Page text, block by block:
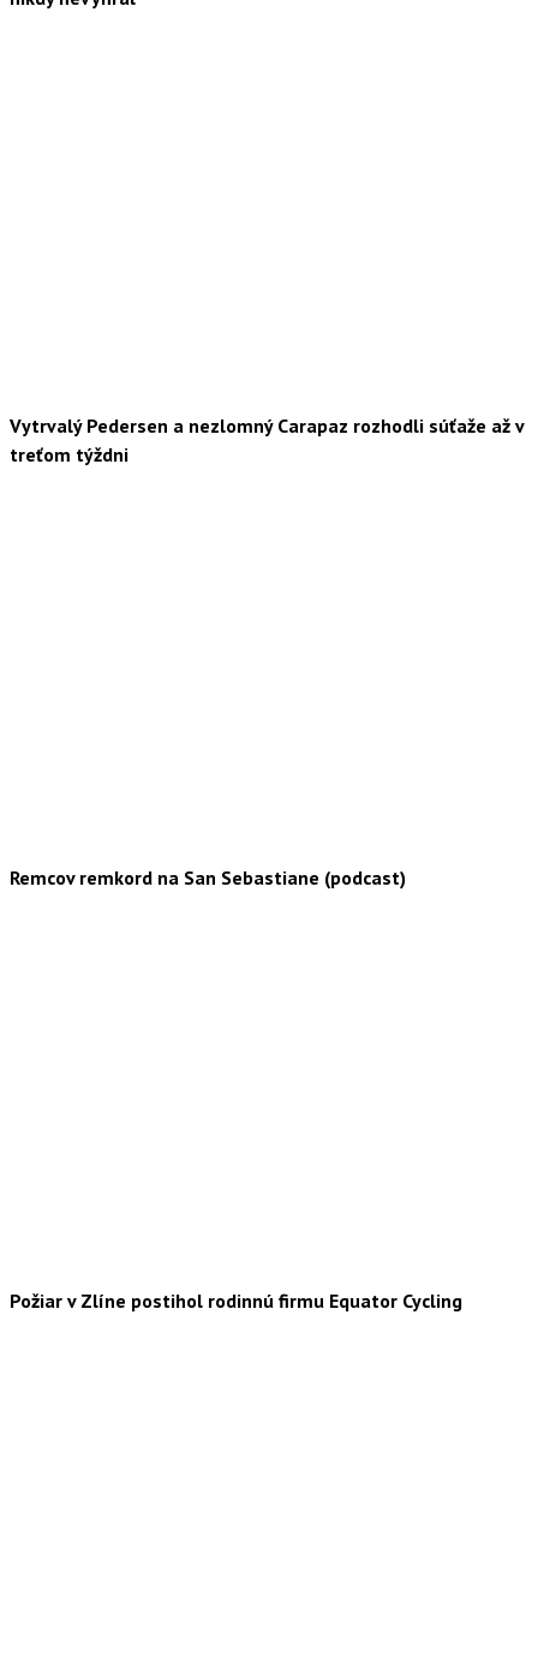
Vytrvalý Pedersen a nezlomný Carapaz rozhodli súťaže až v
treťom týždni
Remcov remkord na San Sebastiane (podcast)
Požiar v Zlíne postihol rodinnú firmu Equator Cycling